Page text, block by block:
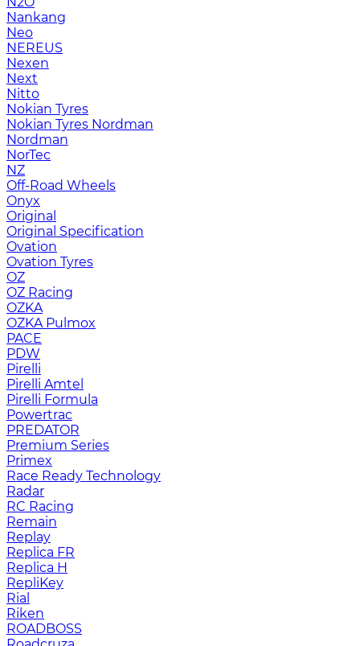
Nankang
Neo
NEREUS
Nexen
Next
Nitto
Nokian Tyres
Nokian Tyres Nordman
Nordman
NorTec
NZ
Off-Road Wheels
Onyx
Original
Original Specification
Ovation
Ovation Tyres
OZ
OZ Racing
OZKA
OZKA Pulmox
PACE
PDW
Pirelli
Pirelli Amtel
Pirelli Formula
Powertrac
PREDATOR
Premium Series
Primex
Race Ready Technology
Radar
RC Racing
Remain
Replay
Replica FR
Replica H
RepliKey
Rial
Riken
ROADBOSS